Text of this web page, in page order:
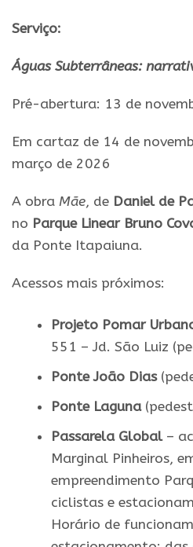
Serviço:
Águas Subterrâneas:
Pré-abertura: 13 de
Em cartaz de 14 de
março de 2026
A obra Mãe, de Daniel de
no Parque Linear Bruno
da Ponte Itapaiuna.
Acessos mais próximos:
Projeto Pomar
551 – Jd. São Luiz
Ponte João Dias
Ponte Laguna
Passarela Global–
Marginal Pinheiros,
empreendimento
ciclistas e
Horário de